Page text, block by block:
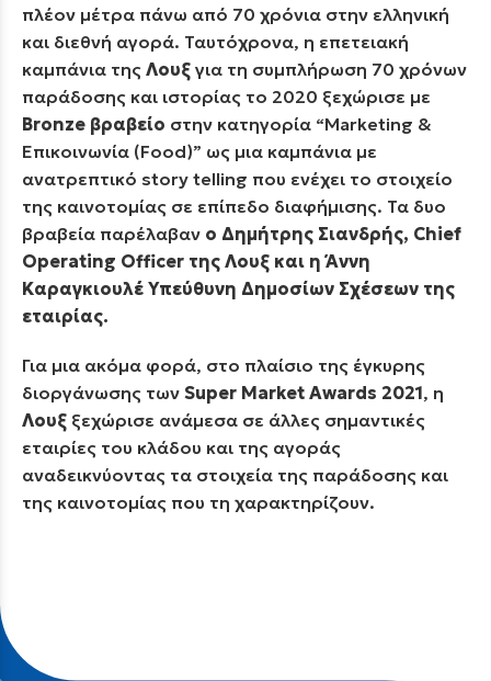
πλέον μέτρα πάνω από 70 χρόνια στην ελληνική
και διεθνή αγορά. Ταυτόχρονα, η επετειακή
καμπάνια της Λουξ για τη συμπλήρωση 70 χρόνων
παράδοσης και ιστορίας το 2020 ξεχώρισε με
Bronze βραβείο στην κατηγορία “Marketing &
Επικοινωνία (Food)” ως μια καμπάνια με
ανατρεπτικό story telling που ενέχει το στοιχείο
της καινοτομίας σε επίπεδο διαφήμισης. Τα δυο
βραβεία παρέλαβαν ο Δημήτρης Σιανδρής, Chief
Operating Officer της Λουξ και η Άννη
Καραγκιουλέ Υπεύθυνη Δημοσίων Σχέσεων της
εταιρίας.
Για μια ακόμα φορά, στο πλαίσιο της έγκυρης
διοργάνωσης των Super Market Awards 2021, η
Λουξ ξεχώρισε ανάμεσα σε άλλες σημαντικές
εταιρίες του κλάδου και της αγοράς
αναδεικνύοντας τα στοιχεία της παράδοσης και
της καινοτομίας που τη χαρακτηρίζουν.